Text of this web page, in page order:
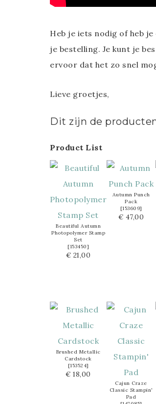
Heb je iets nodig of heb
je bestelling. Je kunt je
ervoor dat het zo snel
Lieve groetjes,
Dit zijn de
Product List
Beautiful Autumn
Photopolymer Stamp
Set
[153450]
€ 21,00
Autumn Punch
Pack
[153609]
€ 47,00
Brushed Metallic
Cardstock
[153524]
€ 18,00
Cajun Craze
Classic Stampin'
Pad